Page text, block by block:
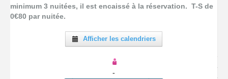
minimum 3 nuitées, il est encaissé à la réservation. T-S de
0€80 par nuitée.
Afficher les calendriers
-